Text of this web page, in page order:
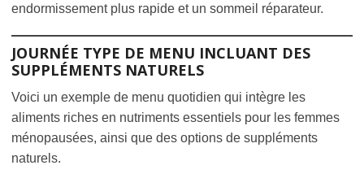
endormissement plus rapide et un sommeil réparateur.
JOURNÉE TYPE DE MENU INCLUANT DES
SUPPLÉMENTS NATURELS
Voici un exemple de menu quotidien qui intègre les
aliments riches en nutriments essentiels pour les femmes
ménopausées, ainsi que des options de suppléments
naturels.